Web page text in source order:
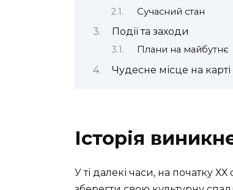
Сучасний стан
Події та заходи
Плани на майбутнє
Чудесне місце на карті
Історія
У ті далекі часи, на початку